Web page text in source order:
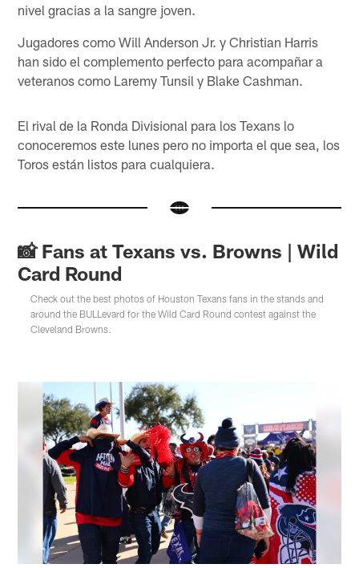
nivel gracias a la sangre joven.
Jugadores como Will Anderson Jr. y Christian Harris
han sido el complemento perfecto para acompañar a
veteranos como Laremy Tunsil y Blake Cashman.
El rival de la Ronda Divisional para los Texans lo
conoceremos este lunes pero no importa el que sea, los
Toros están listos para cualquiera.
📸 Fans at Texans vs. Browns | Wild
Card Round
Check out the best photos of Houston Texans fans in the stands and
around the BULLevard for the Wild Card Round contest against the
Cleveland Browns.